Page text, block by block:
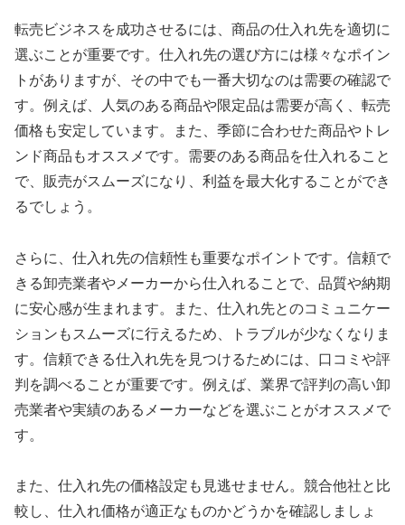
転売ビジネスを成功させるには、商品の仕入れ先を適切に
選ぶことが重要です。仕入れ先の選び方には様々なポイン
トがありますが、その中でも一番大切なのは需要の確認で
す。例えば、人気のある商品や限定品は需要が高く、転売
価格も安定しています。また、季節に合わせた商品やトレ
ンド商品もオススメです。需要のある商品を仕入れること
で、販売がスムーズになり、利益を最大化することができ
るでしょう。
さらに、仕入れ先の信頼性も重要なポイントです。信頼で
きる卸売業者やメーカーから仕入れることで、品質や納期
に安心感が生まれます。また、仕入れ先とのコミュニケー
ションもスムーズに行えるため、トラブルが少なくなりま
す。信頼できる仕入れ先を見つけるためには、口コミや評
判を調べることが重要です。例えば、業界で評判の高い卸
売業者や実績のあるメーカーなどを選ぶことがオススメで
す。
また、仕入れ先の価格設定も見逃せません。競合他社と比
較し、仕入れ価格が適正なものかどうかを確認しましょ